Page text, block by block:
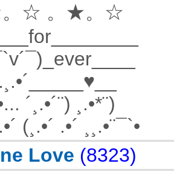
☆ 。★。☆
´¸.•´¨) ¸.•*¨)
(¸.•´ .•´ ¸¸.•¨¯`•
Love (8323)